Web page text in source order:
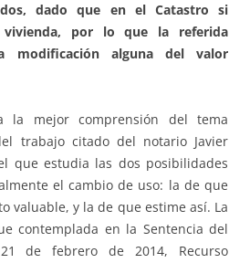
dado que en el Catastro si
por lo que la referida
modificación alguna del valor
la mejor comprensión del tema
trabajo citado del notario Javier
que estudia las dos posibilidades
el cambio de uso: la de que
valuable, y la de que estime así. La
contemplada en la Sentencia del
de febrero de 2014, Recurso